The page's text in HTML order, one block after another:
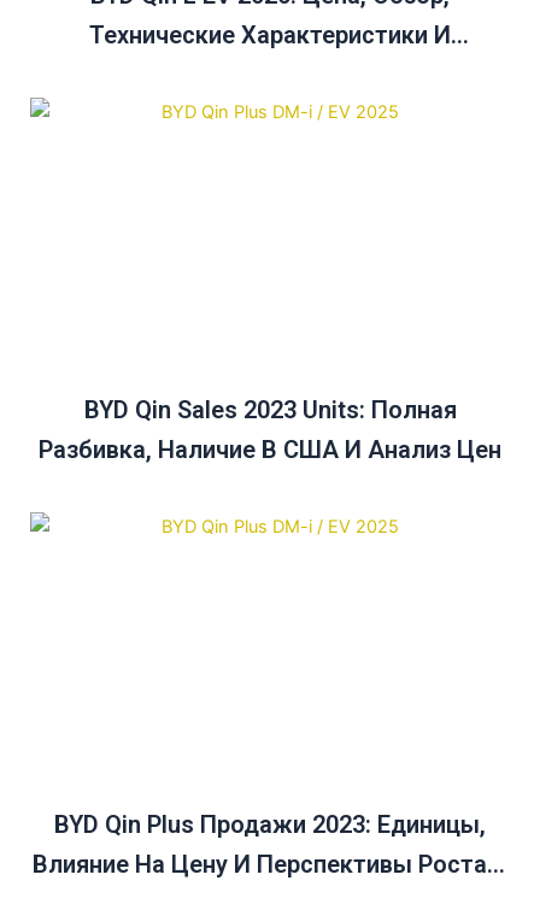
Технические Характеристики И
Plus
BYD Qin Sales 2023 Units: Полная
Разбивка, Наличие В США И Анализ Цен
BYD Qin Plus Продажи 2023: Единицы,
Влияние На Цену И Перспективы Роста В